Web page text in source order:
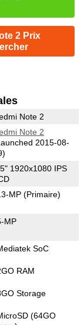
2 Prix
Note 2
Note 2
2015-08-
1920x1080 IPS
MP (Primaire)
MP
SoC
RAM
Storage
(64GO